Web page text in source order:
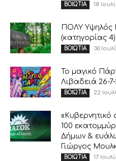
ΒΟΙΩΤΙΑ 18
ΠΟΛΥ Υψηλός
(κατηγορίας
ΒΟΙΩΤΙΑ 30
Το μαγικό
Λιβαδειά 26-
ΒΟΙΩΤΙΑ 22
100
Δήμων &
Γιώργος
ΒΟΙΩΤΙΑ 17